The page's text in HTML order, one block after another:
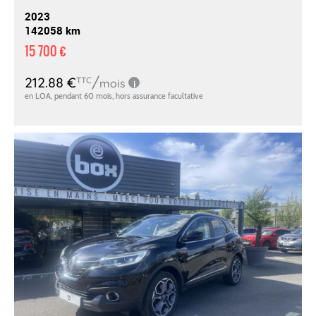
2023
142058 km
15 700 €